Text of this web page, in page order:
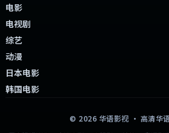
电影
电视剧
综艺
动漫
日本电影
韩国电影
© 2026 华语影视 · 高清华